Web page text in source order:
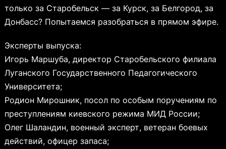
только за Старобельск — за Курск, за Белгород, за
Донбасс? Попытаемся разобраться в прямом эфире.
Эксперты выпуска:
Игорь Маршуба, директор Старобельского филиала
Луганского Государственного Педагогического
Университета;
Родион Мирошник, посол по особым поручениям по
преступлениям киевского режима МИД России;
Олег Шаландин, военный эксперт, ветеран боевых
действий, офицер запаса;